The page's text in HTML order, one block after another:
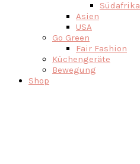
Südafrika
Asien
USA
Go Green
Fair Fashion
Küchengeräte
Bewegung
Shop